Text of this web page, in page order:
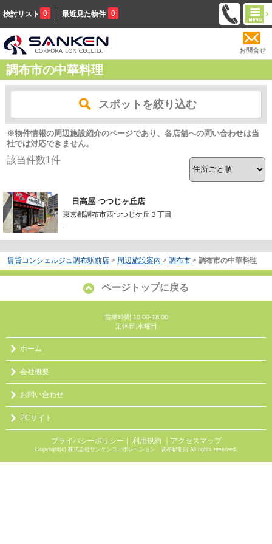
検討リスト 0 最近見た物件 0
お問合せ
調布市の中華料理
スポットを絞り込む
※物件情報の周辺施設紹介のページであり、各店舗への問い合わせは当
社では対応できません。
該当件数1件
日高屋 つつじヶ丘店
東京都調布市西つつじケ丘３丁目
-
賃貸コンシェルジュ調布駅前店 > 周辺施設案内 > 調布市 > 調布市の中華料理
ページトップに戻る
営業時間:10:00-18:00
定休日:水曜日
ホーム
会社概要
お問い合わせ
PCサイト
プライバシーポリシー ｜ 利用規約 ｜アクセスマップ
Copyright(c) 株式会社サンケンコーポレーション 調布駅前店 All rights reserved.